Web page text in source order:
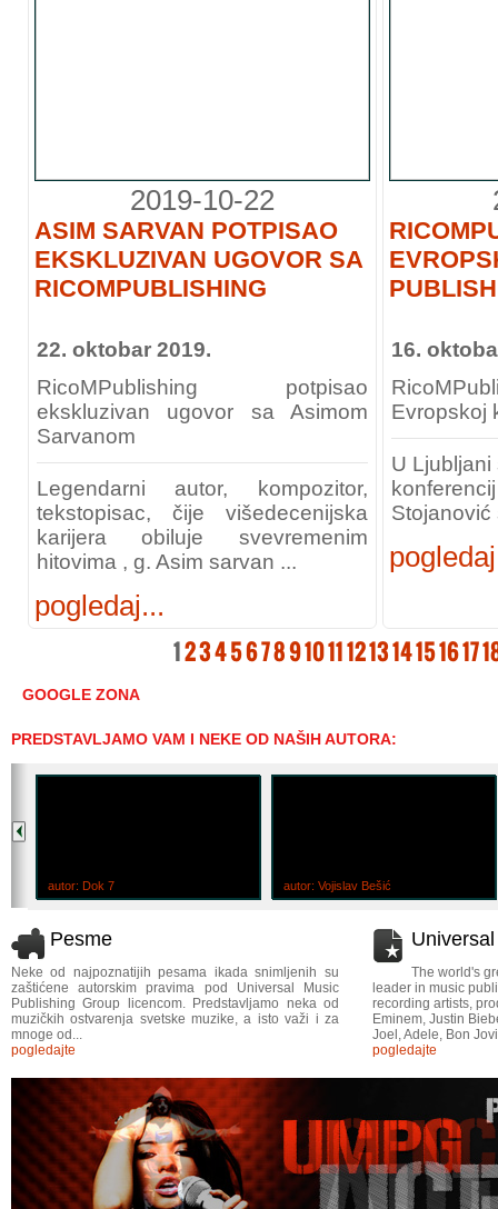
2019-10-22
ASIM SARVAN POTPISAO
EKSKLUZIVAN UGOVOR SA
RICOMPUBLISHING
22. oktobar 2019.
RicoMPublishing potpisao
ekskluzivan ugovor sa Asimom
Sarvanom
Legendarni autor, kompozitor,
tekstopisac, čije višedecenijska
karijera obiluje svevremenim
hitovima , g. Asim sarvan ...
pogledaj...
16.
Evropskoj
U
Stojanović
1234567891011121314151617
GOOGLE ZONA
PREDSTAVLJAMO VAM I NEKE OD NAŠIH AUTORA:
autor: Dok 7 autor: Vojislav Bešić
Pesme
Neke od najpoznatijih pesama ikada snimljenih su
zaštićene autorskim pravima pod Universal Music
Publishing Group licencom. Predstavljamo neka od
muzičkih ostvarenja svetske muzike, a isto važi i za
mnoge od...
pogledajte
The world's
leader in music
recording artists,
Eminem, Justin
Joel, Adele, Bon
pogledajte